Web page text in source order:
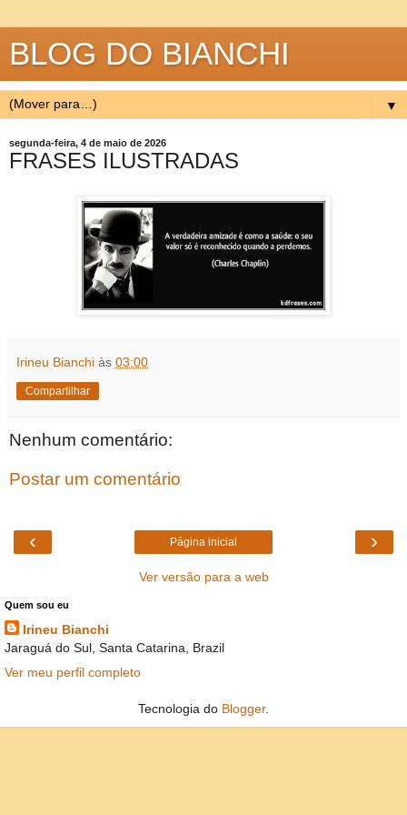
BLOG DO BIANCHI
▼
segunda-feira, 4 de maio de 2026
FRASES ILUSTRADAS
Irineu Bianchi às 03:00
Compartilhar
Nenhum comentário:
Postar um comentário
‹ ›
Página inicial
Ver versão para a web
Quem sou eu
Irineu Bianchi
Jaraguá do Sul, Santa Catarina, Brazil
Ver meu perfil completo
Tecnologia do Blogger.